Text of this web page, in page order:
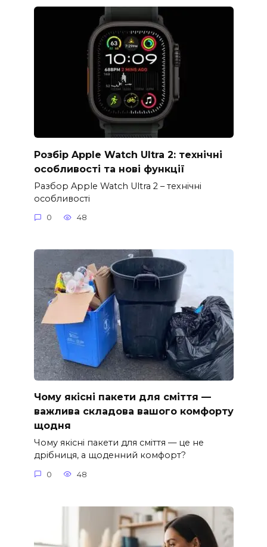
Розбір Apple Watch Ultra 2: технічні
особливості та нові функції
Разбор Apple Watch Ultra 2 – технічні
особливості
0 48
Чому якісні пакети для сміття —
важлива складова вашого комфорту
щодня
Чому якісні пакети для сміття — це не
дрібниця, а щоденний комфорт?
0 48